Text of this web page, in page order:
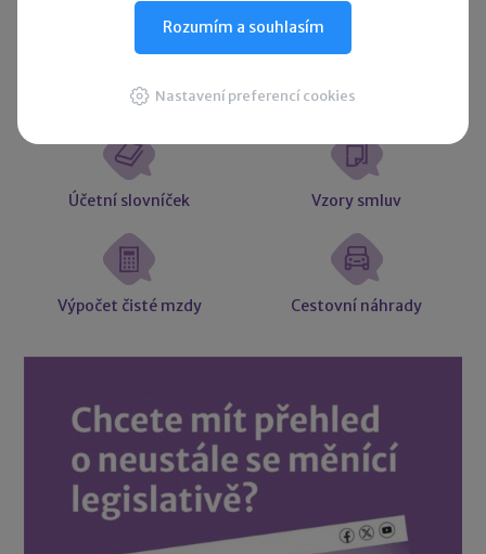
Účetní souvztažnosti Majetkové daně
Účetní slovníček Vzory smluv
Výpočet čisté mzdy Cestovní náhrady
Rozumím a souhlasím
Nastavení preferencí cookies